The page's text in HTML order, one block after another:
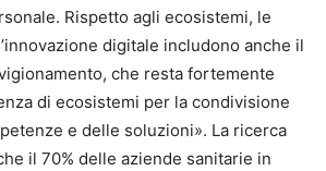
Rispetto agli ecosistemi, le
digitale includono anche il
che resta fortemente
di ecosistemi per la condivisione
e delle soluzioni». La ricerca
il 70% delle aziende sanitarie in